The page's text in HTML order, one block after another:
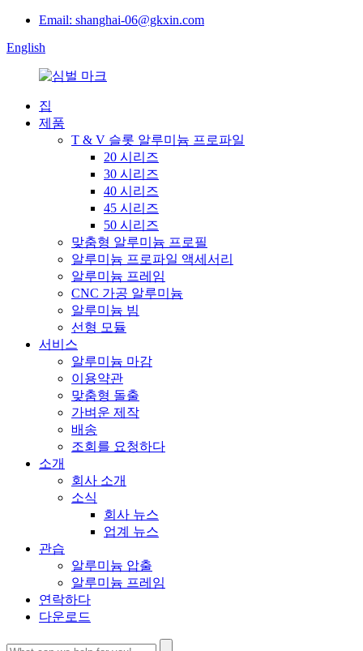
Email: shanghai-06@gkxin.com
English
집
제품
T & V 슬롯 알루미늄 프로파일
20 시리즈
30 시리즈
40 시리즈
45 시리즈
50 시리즈
맞춤형 알루미늄 프로필
알루미늄 프로파일 액세서리
알루미늄 프레임
CNC 가공 알루미늄
알루미늄 빔
선형 모듈
서비스
알루미늄 마감
이용약관
맞춤형 돌출
가벼운 제작
배송
조회를 요청하다
소개
회사 소개
소식
회사 뉴스
업계 뉴스
관습
알루미늄 압출
알루미늄 프레임
연락하다
다운로드